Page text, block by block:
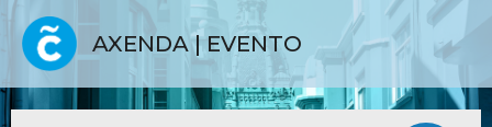
AXENDA | EVENTO